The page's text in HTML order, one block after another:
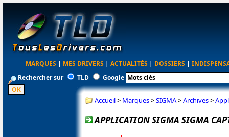
MARQUES | MES DRIVERS | ACTUALITÉS | DOSSIERS |
Rechercher sur
TLD Google
Accueil> Marques>SIGMA>Archives>
APPLICATION SIGMA SIGMA